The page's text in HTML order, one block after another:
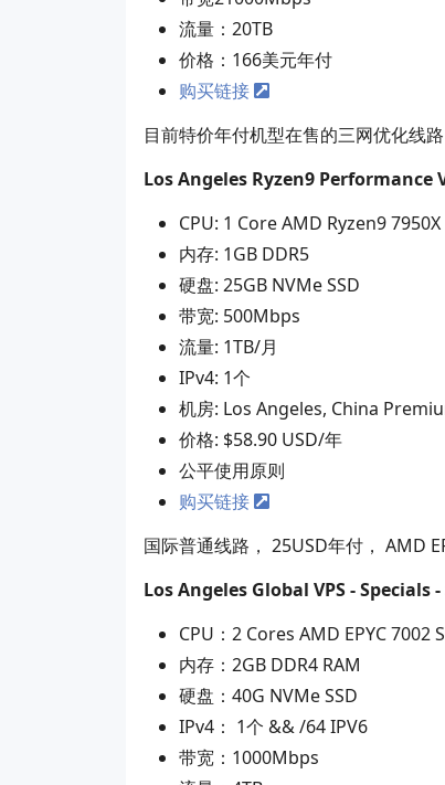
流量：20TB
价格：166美元年付
购买链接
目前特价年付机型在售的三网优化线
Los Angeles Ryzen9 Performance
CPU: 1 Core AMD Ryzen9 7950X
内存: 1GB DDR5
硬盘: 25GB NVMe SSD
带宽: 500Mbps
流量: 1TB/月
IPv4: 1个
机房: Los Angeles, China
价格: $58.90 USD/年
公平使用原则
购买链接
国际普通线路， 25USD年付， AMD
Los Angeles Global VPS - Specials
CPU：2 Cores AMD EPYC 7002
内存：2GB DDR4 RAM
硬盘：40G NVMe SSD
IPv4： 1个 && /64 IPV6
带宽：1000Mbps